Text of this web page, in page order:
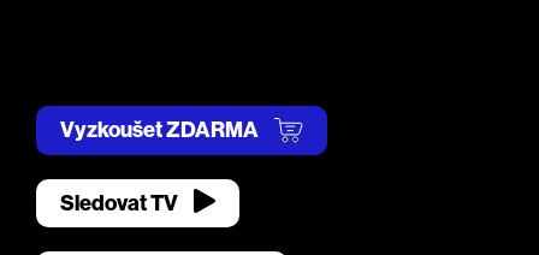
Vyzkoušet ZDARMA
Sledovat TV